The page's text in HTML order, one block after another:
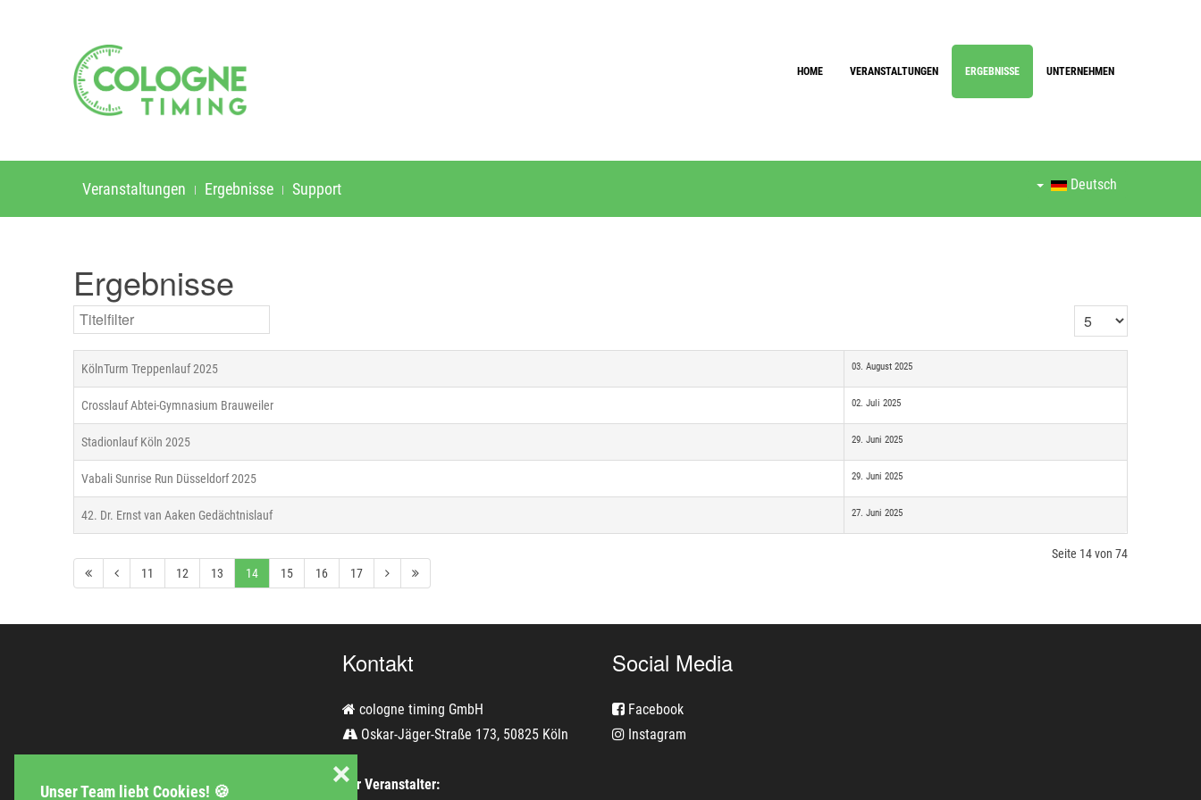
Unser Team liebt Cookies! 🍪
❌
HOME VERANSTALTUNGEN ERGEBNISSE UNTERNEHMEN
Veranstaltungen Ergebnisse Support Deutsch
Ergebnisse
Titelfilter Anzeige #
KölnTurm Treppenlauf 2025 03. August 2025
Crosslauf Abtei-Gymnasium Brauweiler 02. Juli 2025
Stadionlauf Köln 2025 29. Juni 2025
Vabali Sunrise Run Düsseldorf 2025 29. Juni 2025
42. Dr. Ernst van Aaken Gedächtnislauf 27. Juni 2025
Seite 14 von 74
11
12 13 14 15 16 17
Kontakt
cologne timing GmbH
Oskar-Jäger-Straße 173, 50825 Köln
Für Veranstalter:
Social Media
Facebook
Instagram